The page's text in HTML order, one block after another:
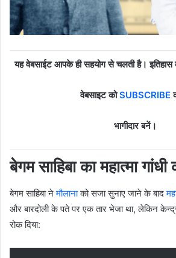
यह वेबसाईट आपके ही सहयोग से चलती है।
वेबसाइट कोSUBSCRIBE
भागीदार बनें।
बेगम साहिबा का महात्मा गांधी
बेगम साहिबा नेमौलानाको सजा सुनाए जाने के बाद
और बारदोली के पते पर एक तार भेजा था, लेकिन
रोक दिया: